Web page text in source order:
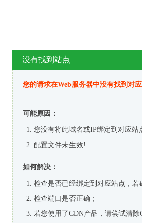
没有找到站点
您的请求在Web服务器中没有找到对
可能原因：
您没有将此域名或IP绑定到对应站
配置文件未生效!
如何解决：
检查是否已经绑定到对应站点，
检查端口是否正确；
若您使用了CDN产品，请尝试清除